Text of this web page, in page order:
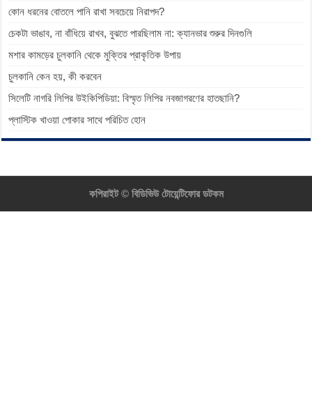
কোন ধরনের বোতলে পানি রাখা সবচেয়ে নিরাপদ?
চেকটা ভাঙাব, না বাঁধিয়ে রাখব, বুঝতে পারছিলাম না: ক্যানভার শুরুর দিনগুলি
মশার কামড়ের চুলকানি থেকে মুক্তির প্রাকৃতিক উপায়
চুলকানি কেন হয়, কী করবেন
সিলেটি নাগরি লিপির উইকিপিডিয়া: বিস্মৃত লিপির নবজাগরণের হাতছানি?
প্লাস্টিক খাওয়া পোকার সাথে পরিচিত হোন
কপিরাইট ©বিডিভিউ টোয়েন্টিফোর ডটকম